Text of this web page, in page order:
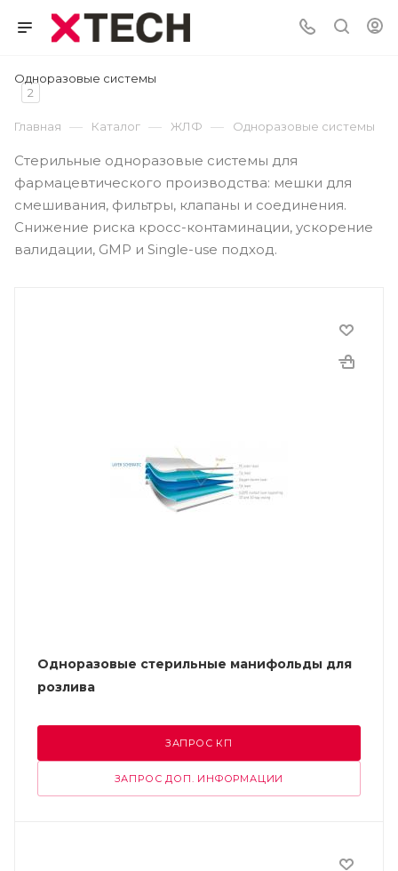
Одноразовые системы
2
Главная — Каталог — ЖЛФ — Одноразовые системы
Стерильные одноразовые системы для
фармацевтического производства: мешки для
смешивания, фильтры, клапаны и соединения.
Снижение риска кросс-контаминации, ускорение
валидации, GMP и Single-use подход.
Одноразовые стерильные манифольды для
розлива
ЗАПРОС КП
ЗАПРОС ДОП. ИНФОРМАЦИИ